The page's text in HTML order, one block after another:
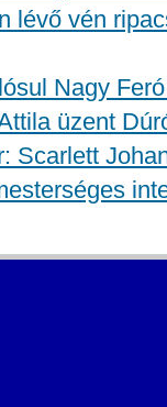
lévő vén
Nagy
üzent
Scarlett